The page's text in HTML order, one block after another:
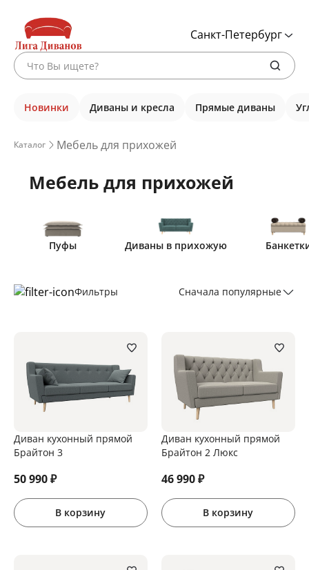
Санкт-Петербург
Новинки Диваны и кресла Прямые диваны
Каталог Мебель для прихожей
Мебель для прихожей
Пуфы Диваны в прихожую
Фильтры Сначала популярные
Диван кухонный прямой
Брайтон 3
50 990₽
В корзину
Диван кухонный прямой
Брайтон 2 Люкс
46 990₽
В корзину